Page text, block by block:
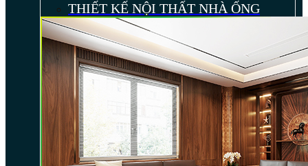
THIẾT KẾ NỘI THẤT NHÀ ỐNG